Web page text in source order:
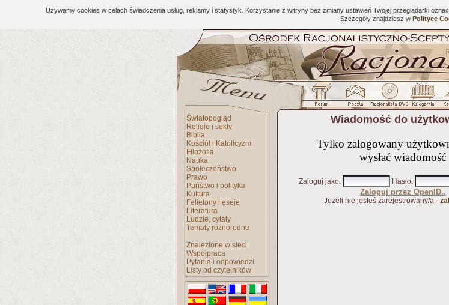
Używamy cookies w celach świadczenia usług, reklamy i statystyk. Korzystanie z witryny bez zmiany ustawień Twojej przeglądarki
Szczegóły znajdziesz w Polityce
Światopogląd
Religie i sekty
Biblia
Kościół i Katolicyzm
Filozofia
Nauka
Społeczeństwo
Prawo
Państwo i polityka
Kultura
Felietony i eseje
Literatura
Ludzie, cytaty
Tematy różnorodne
Znalezione w sieci
Współpraca
Pytania i odpowiedzi
Listy od czytelników
Wiadomość do
Tylko zalogowany
wysłać wiadomość
Zaloguj jako: Hasło:
Zaloguj przez OpenID..
Jeżeli nie jesteś zarejestrowany/a -